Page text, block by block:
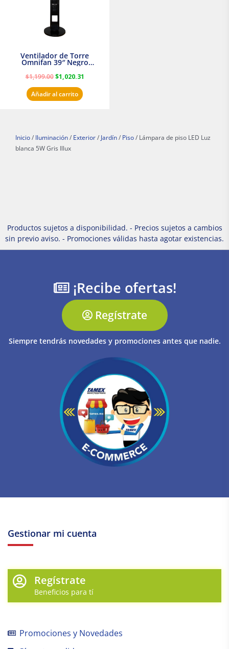
Ventilador de Torre
Omnifan 39″ Negro
$1,199.00 $1,020.31
Añadir al carrito
Inicio / Iluminación / Exterior / Jardín / Piso / Lámpara de piso LED Luz
blanca 5W Gris Illux
Productos sujetos a disponibilidad. - Precios sujetos a cambios
sin previo aviso. - Promociones válidas hasta agotar existencias.
¡Recibe ofertas!
Regístrate
Siempre tendrás novedades y promociones antes que nadie.
Gestionar mi cuenta
Regístrate
Beneficios para tí
Promociones y Novedades